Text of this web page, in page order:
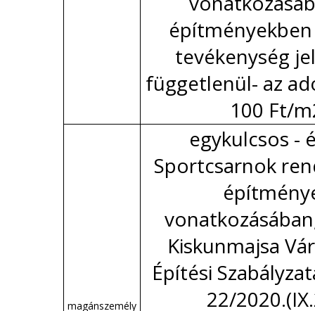
tevékenység
függetlenül- az
100 Ft/
magánszemély
egykulcsos -
Sportcsarnok
Kiskunmajsa
Építési
22/